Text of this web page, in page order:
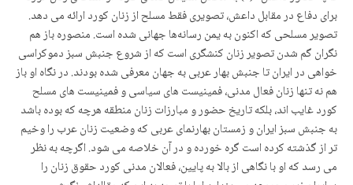
برای دفاع در مقابل داعش، تصویری فقط مسلح از زنان کورد ارائە می دهد.
تصویر مسلحی کە اکنون بە یمن رسانەها جهانی شدە است. منصورە باز هم
نگران گم شدن تصویر زنان کنشگری است که از شروع جنبش سبز دموکراسی
خواهی در ایران تا جنبش بهار عربی به جهان معرفی شده بودند. در نگاه او باز
هم نە تنها زنان فعال مدنی، فمینیست های سیاسی و فمینیست های مسلح
کورد غایب اند، بلکە تاریخ حضور و مبارزات زنان منطقە هرچە کە بودە باشد
بە جنبش سبز ایران و زمستان بهارنمای عربی کە وضعیت زنان عرب را وخیم
تر از گذشتە کردە است گرە خوردە و در آن خلاصە می شود. اگرچە به نظر
می رسد کە او با نگاهی از بالا بە پایین، فعالان مدنی کورد حقوق زنان را